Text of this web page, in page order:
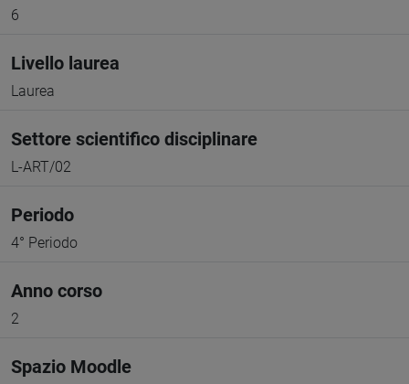
6
Livello laurea
Laurea
Settore scientifico disciplinare
L-ART/02
Periodo
4° Periodo
Anno corso
2
Spazio Moodle